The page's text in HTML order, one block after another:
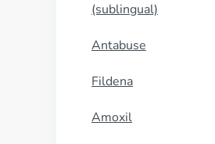
(sublingual)
Antabuse
Fildena
Amoxil